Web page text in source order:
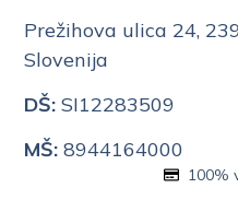
Prežihova ulica 24,
Slovenija
DŠ: SI12283509
MŠ: 8944164000
100%